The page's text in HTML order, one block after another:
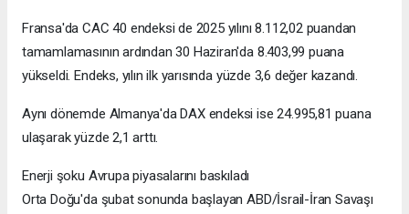
Fransa'da CAC 40 endeksi de 2025 yılını 8.112,02 puandan
tamamlamasının ardından 30 Haziran'da 8.403,99 puana
yükseldi. Endeks, yılın ilk yarısında yüzde 3,6 değer kazandı.
Aynı dönemde Almanya'da DAX endeksi ise 24.995,81 puana
ulaşarak yüzde 2,1 arttı.
Enerji şoku Avrupa piyasalarını baskıladı
Orta Doğu'da şubat sonunda başlayan ABD/İsrail-İran Savaşı